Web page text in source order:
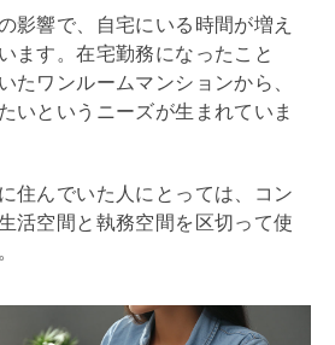
影響で、自宅にいる時間が増え
ます。在宅勤務になったこと
たワンルームマンションから、
いというニーズが生まれていま
住んでいた人にとっては、コン
活空間と執務空間を区切って使